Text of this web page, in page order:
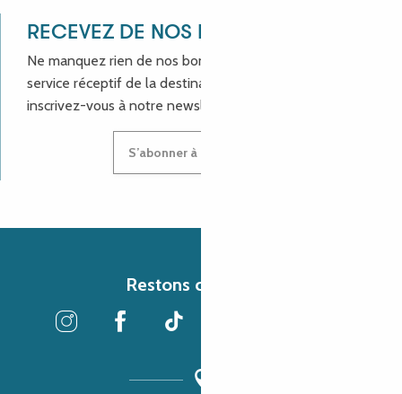
RECEVEZ DE NOS NOUVELLES !
Ne manquez rien de nos bons plans et aux actualités du
service réceptif de la destination Côte de Granit Rose,
inscrivez-vous à notre newsletter.
S’abonner à la newsletter
Restons connectés